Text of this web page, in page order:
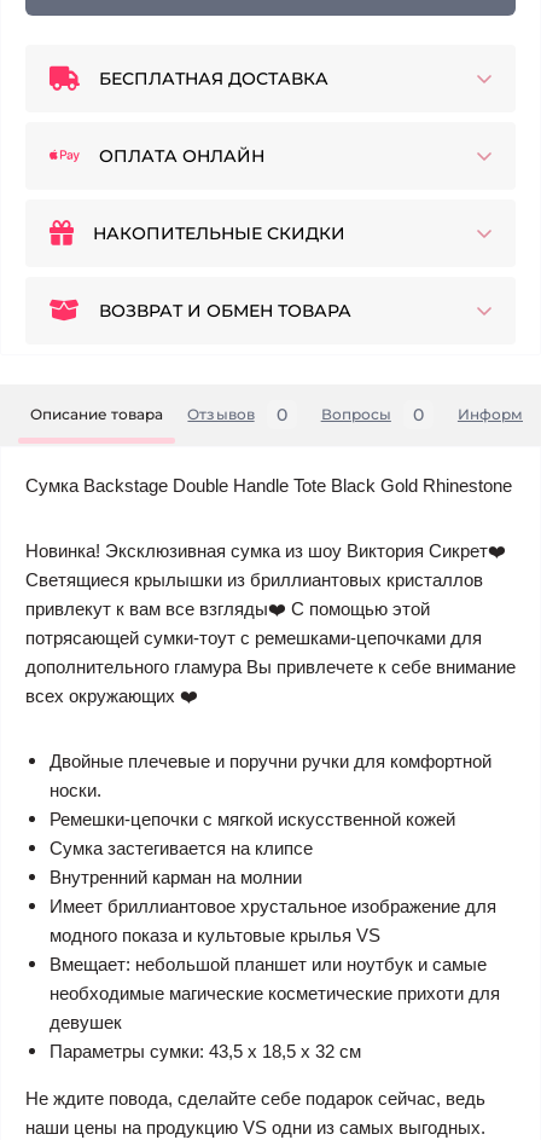
БЕСПЛАТНАЯ ДОСТАВКА
ОПЛАТА ОНЛАЙН
НАКОПИТЕЛЬНЫЕ СКИДКИ
ВОЗВРАТ И ОБМЕН ТОВАРА
Описание товара Отзывов 0 Вопросы 0
Сумка Backstage Double Handle Tote Black Gold Rhinestone
Новинка! Эксклюзивная сумка из шоу Виктория Сикрет❤️
Светящиеся крылышки из бриллиантовых кристаллов
привлекут к вам все взгляды❤️ С помощью этой
потрясающей сумки-тоут с ремешками-цепочками для
дополнительного гламура Вы привлечете к себе внимание
всех окружающих ❤️
Двойные плечевые и поручни ручки для комфортной
носки.
Ремешки-цепочки с мягкой искусственной кожей
Сумка застегивается на клипсе
Внутренний карман на молнии
Имеет бриллиантовое хрустальное изображение для
модного показа и культовые крылья VS
Вмещает: небольшой планшет или ноутбук и самые
необходимые магические косметические прихоти для
девушек
Параметры сумки: 43,5 x 18,5 x 32 см
Не ждите повода, сделайте себе подарок сейчас, ведь
наши цены на продукцию VS одни из самых выгодных.